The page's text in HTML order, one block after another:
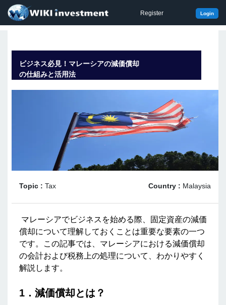
Register Login
ビジネス必見！マレーシアの減価償却
の仕組みと活用法
Topic : Tax Country : Malaysia
マレーシアでビジネスを始める際、固定資産の減価
償却について理解しておくことは重要な要素の一つ
です。この記事では、マレーシアにおける減価償却
の会計および税務上の処理について、わかりやすく
解説します。
1．減価償却とは？